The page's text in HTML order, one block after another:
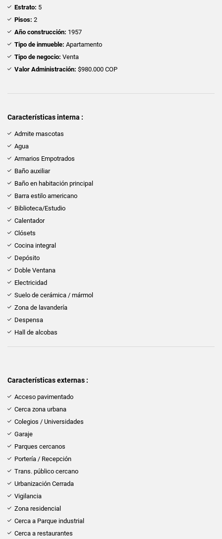
Estrato: 5
Pisos: 2
Año construcción: 1957
Tipo de inmueble: Apartamento
Tipo de negocio: Venta
Valor Administración: $980.000 COP
Características interna :
Admite mascotas
Agua
Armarios Empotrados
Baño auxiliar
Baño en habitación principal
Barra estilo americano
Biblioteca/Estudio
Calentador
Clósets
Cocina integral
Depósito
Doble Ventana
Electricidad
Suelo de cerámica / mármol
Zona de lavandería
Despensa
Hall de alcobas
Características externas :
Acceso pavimentado
Cerca zona urbana
Colegios / Universidades
Garaje
Parques cercanos
Portería / Recepción
Trans. público cercano
Urbanización Cerrada
Vigilancia
Zona residencial
Cerca a Parque industrial
Cerca a restaurantes